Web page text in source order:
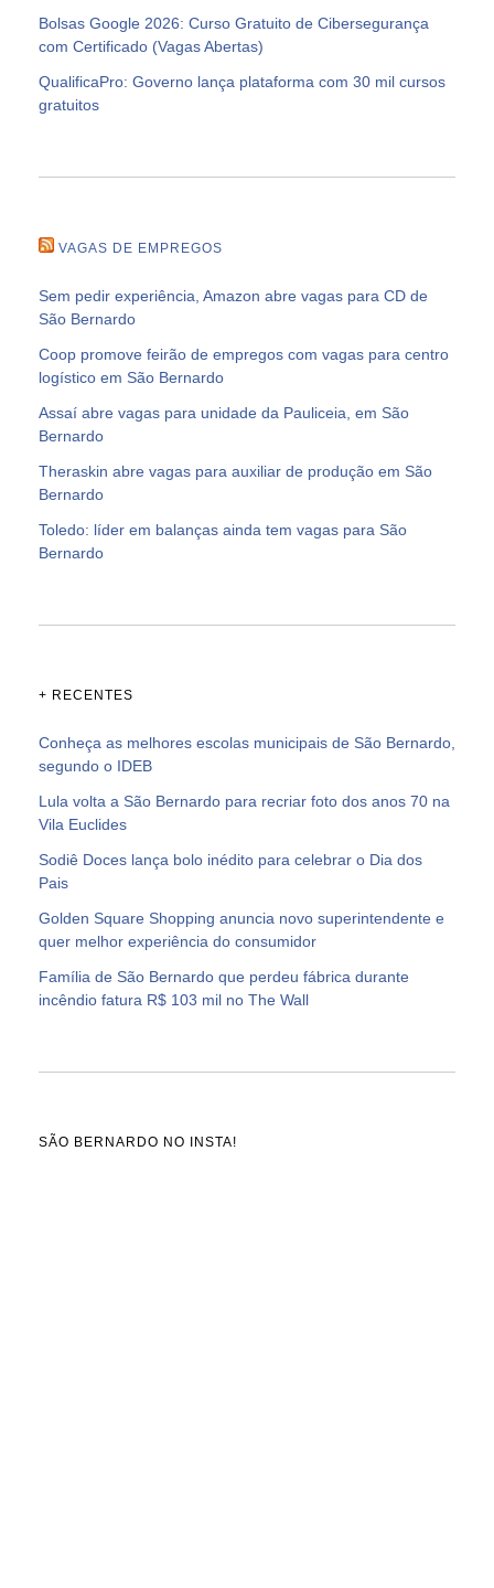
Bolsas Google 2026: Curso Gratuito de Cibersegurança
com Certificado (Vagas Abertas)
QualificaPro: Governo lança plataforma com 30 mil cursos
gratuitos
VAGAS DE EMPREGOS
Sem pedir experiência, Amazon abre vagas para CD de
São Bernardo
Coop promove feirão de empregos com vagas para centro
logístico em São Bernardo
Assaí abre vagas para unidade da Pauliceia, em São
Bernardo
Theraskin abre vagas para auxiliar de produção em São
Bernardo
Toledo: líder em balanças ainda tem vagas para São
Bernardo
+ RECENTES
Conheça as melhores escolas municipais de São Bernardo,
segundo o IDEB
Lula volta a São Bernardo para recriar foto dos anos 70 na
Vila Euclides
Sodiê Doces lança bolo inédito para celebrar o Dia dos
Pais
Golden Square Shopping anuncia novo superintendente e
quer melhor experiência do consumidor
Família de São Bernardo que perdeu fábrica durante
incêndio fatura R$ 103 mil no The Wall
SÃO BERNARDO NO INSTA!